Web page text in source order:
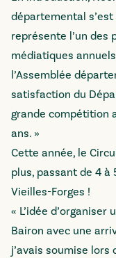
départemental
représente l’un des
médiatiques
l’Assemblée
satisfaction du
grande compétition
ans. »
Cette année, le
plus, passant de 4 à
Vieilles-Forges !
« L’idée
Bairon avec une
j’avais soumise